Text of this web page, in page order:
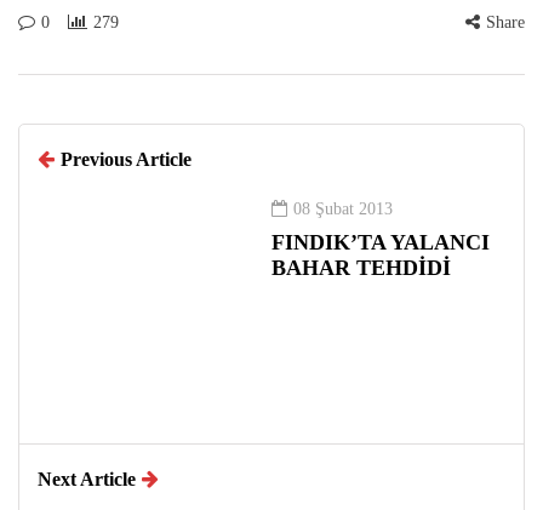
0 279 Share
Previous Article
08 Şubat 2013
FINDIK’TA YALANCI
BAHAR TEHDİDİ
Next Article